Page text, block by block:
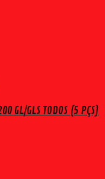
GL/GLS TODOS (5 PÇS)